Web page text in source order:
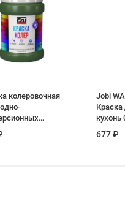
колеровочная
зеленый
Jobi
Краска
кухонь
677 ₽